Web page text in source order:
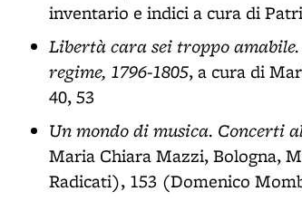
inventario e indici a cura di
Libertà cara sei troppo
regime, 1796-1805, a cura di
40, 53
Un mondo di musica. Concerti
Maria Chiara Mazzi, Bologna,
Radicati), 153 (Domenico